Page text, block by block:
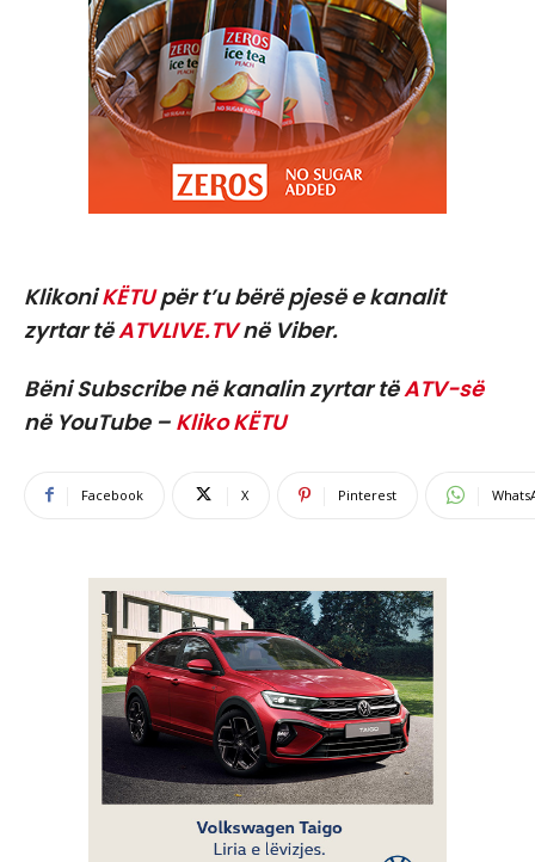
KlikoniKËTUpër t’u bërë pjesë e kanalit
zyrtar tëATVLIVE.TVnë Viber.
Bëni Subscribe në kanalin zyrtar tëATV-së
në YouTube – Kliko KËTU
Facebook X Pinterest